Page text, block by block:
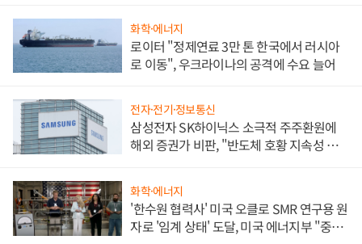
화학·에너지
로이터 "정제연료 3만 톤 한국에서 러시아
로 이동", 우크라이나의 공격에 수요 늘어
전자·전기·정보통신
삼성전자 SK하이닉스 소극적 주주환원에
해외 증권가 비판, "반도체 호황 지속성 의
화학·에너지
'한수원 협력사' 미국 오클로 SMR 연구용 원
자로 '임계 상태' 도달, 미국 에너지부 "중요